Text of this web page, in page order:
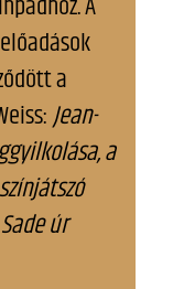
a
Jean-
a
úr